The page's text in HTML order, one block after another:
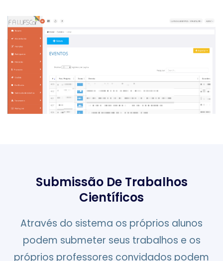
Submissão De Trabalhos
Científicos
Através do sistema os próprios alunos
podem submeter seus trabalhos e os
próprios professores convidados podem